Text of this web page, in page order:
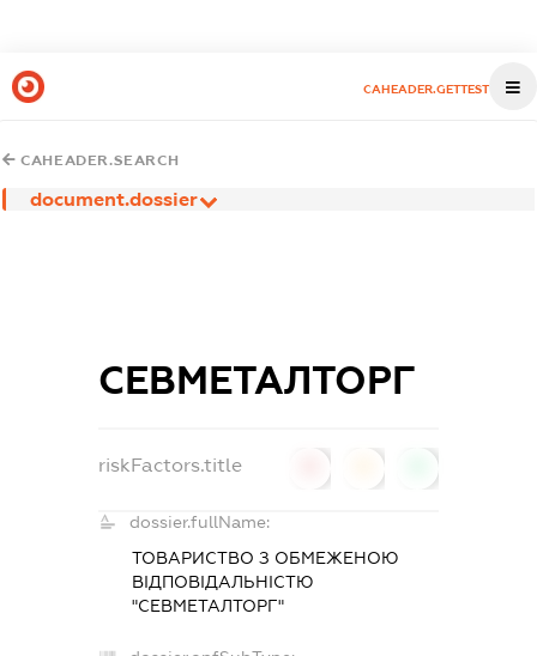
CAHEADER.GETTEST
CAHEADER.SEARCH
document.dossier
СЕВМЕТАЛТОРГ
riskFactors.title
dossier.fullName:
ТОВАРИСТВО З ОБМЕЖЕНОЮ
ВІДПОВІДАЛЬНІСТЮ
"СЕВМЕТАЛТОРГ"